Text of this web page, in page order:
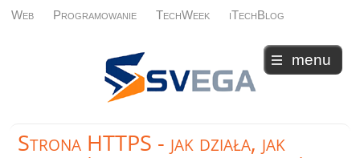
Web Programowanie TechWeek iTechBlog
menu
Strona HTTPS - jak działa, jak